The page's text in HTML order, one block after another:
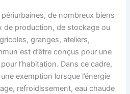
de nombreux biens
de production, de stockage ou
granges, ateliers,
est d’être conçus pour une
l’habitation. Dans ce cadre,
exemption lorsque l’énergie
refroidissement, eau chaude